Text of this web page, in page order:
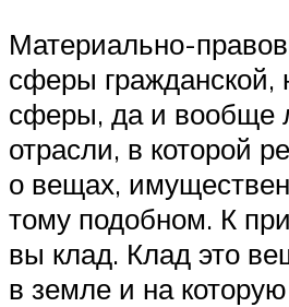
Материально-
сферы гражданской,
сферы, да и вообще
отрасли, в которой
о вещах,
тому подобном. К
вы клад. Клад это
в земле и на